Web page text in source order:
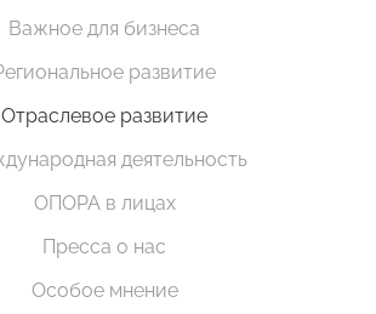
Важное для бизнеса
развитие
Отраслевое развитие
деятельность
ОПОРА в лицах
Пресса о нас
Особое мнение